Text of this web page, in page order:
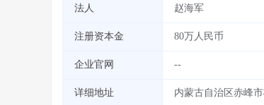
法人 赵海军
注册资本金 80万人民币
企业官网 --
详细地址 内蒙古自治区赤峰